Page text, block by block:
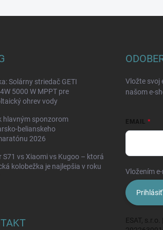
Solárny striedač GETI
5000 W MPPT pre
ohrev vody
hlavným sponzorom
belianskeho
2026
S71 vs Xiaomi vs Kugoo – ktorá
kolobežka je najlepšia v roku
Vložte svoj
našom e-
EMAIL
Vložením
ESAT,